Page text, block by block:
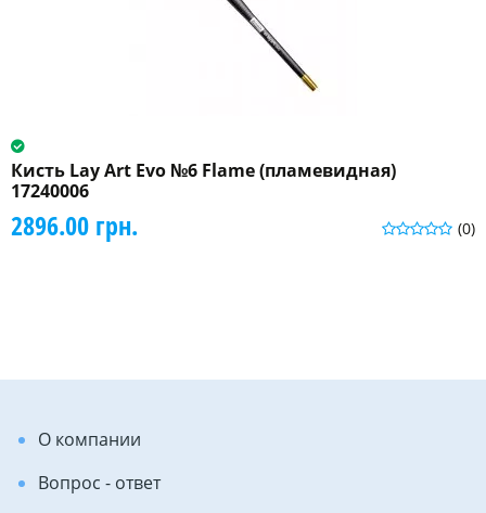
Кисть Lay Art Evo №6 Flame (пламевидная)
17240006
(0)
2896.00 грн.
О компании
Вопрос - ответ